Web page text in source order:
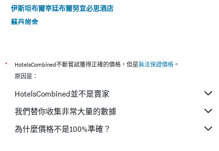
伊斯坦布爾宰廷布爾努宜必思酒店
蘇丹旅舍
* HotelsCombined不斷嘗試獲得正確的價格，但是無法保證價格 。
原因是：
HotelsCombined並不是賣家
我們替你收集非常大量的數據
為什麼價格不是100%準確？